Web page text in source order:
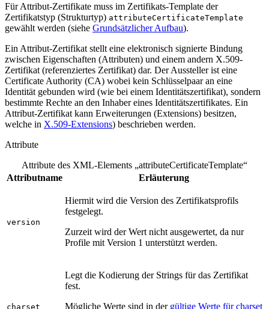
Für Attribut-Zertifikate muss im Zertifikats-Template der
Zertifikatstyp (Strukturtyp) attributeCertificateTemplate
gewählt werden (siehe Grundsätzlicher Aufbau).
Ein Attribut-Zertifikat stellt eine elektronisch signierte Bindung
zwischen Eigenschaften (Attributen) und einem andern X.509-
Zertifikat (referenziertes Zertifikat) dar. Der Aussteller ist eine
Certificate Authority (CA) wobei kein Schlüsselpaar an eine
Identität gebunden wird (wie bei einem Identitätszertifikat), sondern
bestimmte Rechte an den Inhaber eines Identitätszertifikates. Ein
Attribut-Zertifikat kann Erweiterungen (Extensions) besitzen,
welche in X.509-Extensions) beschrieben werden.
Attribute
Attribute des XML-Elements „attributeCertificateTemplate“
Attributname
Erläuterung
version
Hiermit wird die Version des Zertifikatsprofils
festgelegt.
Zurzeit wird der Wert nicht ausgewertet, da nur
Profile mit Version 1 unterstützt werden.
charset
Legt die Kodierung der Strings für das Zertifikat
fest.
Mögliche Werte sind in der gültige Werte für charset